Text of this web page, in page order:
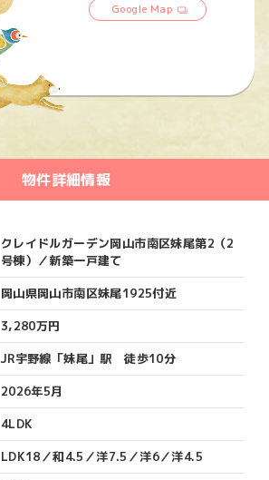
Google Map
物件詳細情報
クレイドルガーデン岡山市南区妹尾第2（2
号棟）／新築一戸建て
岡山県岡山市南区妹尾1925付近
3,280万円
JR宇野線「妹尾」駅 徒歩10分
2026年5月
4LDK
LDK18／和4.5／洋7.5／洋6／洋4.5